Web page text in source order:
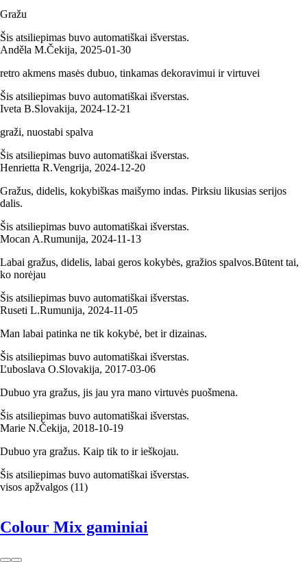
Gražu
Šis atsiliepimas buvo automatiškai išverstas.
Anděla M.Čekija, 2025‑01‑30
retro akmens masės dubuo, tinkamas dekoravimui ir virtuvei
Šis atsiliepimas buvo automatiškai išverstas.
Iveta B.Slovakija, 2024‑12‑21
graži, nuostabi spalva
Šis atsiliepimas buvo automatiškai išverstas.
Henrietta R.Vengrija, 2024‑12‑20
Gražus, didelis, kokybiškas maišymo indas. Pirksiu likusias serijos
dalis.
Šis atsiliepimas buvo automatiškai išverstas.
Mocan A.Rumunija, 2024‑11‑13
Labai gražus, didelis, labai geros kokybės, gražios spalvos.Būtent tai,
ko norėjau
Šis atsiliepimas buvo automatiškai išverstas.
Ruseti L.Rumunija, 2024‑11‑05
Man labai patinka ne tik kokybė, bet ir dizainas.
Šis atsiliepimas buvo automatiškai išverstas.
Ľuboslava O.Slovakija, 2017‑03‑06
Dubuo yra gražus, jis jau yra mano virtuvės puošmena.
Šis atsiliepimas buvo automatiškai išverstas.
Marie N.Čekija, 2018‑10‑19
Dubuo yra gražus. Kaip tik to ir ieškojau.
Šis atsiliepimas buvo automatiškai išverstas.
visos apžvalgos (11)
Colour Mix gaminiai